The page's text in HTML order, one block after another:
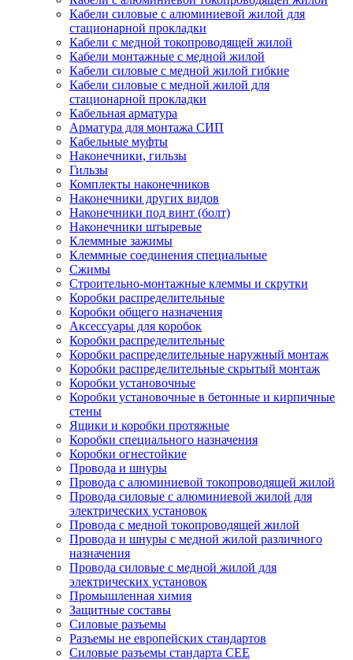
Кабели силовые с алюминиевой жилой для
стационарной прокладки
Кабели с медной токопроводящей жилой
Кабели монтажные с медной жилой
Кабели силовые с медной жилой гибкие
Кабели силовые с медной жилой для
стационарной прокладки
Кабельная арматура
Арматура для монтажа СИП
Кабельные муфты
Наконечники, гильзы
Гильзы
Комплекты наконечников
Наконечники других видов
Наконечники под винт (болт)
Наконечники штыревые
Клеммные зажимы
Клеммные соединения специальные
Сжимы
Строительно-монтажные клеммы и скрутки
Коробки распределительные
Коробки общего назначения
Аксессуары для коробок
Коробки распределительные
Коробки распределительные наружный монтаж
Коробки распределительные скрытый монтаж
Коробки установочные
Коробки установочные в бетонные и кирпичные
стены
Ящики и коробки протяжные
Коробки специального назначения
Коробки огнестойкие
Провода и шнуры
Провода с алюминиевой токопроводящей жилой
Провода силовые с алюминиевой жилой для
электрических установок
Провода с медной токопроводящей жилой
Провода и шнуры с медной жилой различного
назначения
Провода силовые с медной жилой для
электрических установок
Промышленная химия
Защитные составы
Силовые разъемы
Разъемы не европейских стандартов
Силовые разъемы стандарта CEE